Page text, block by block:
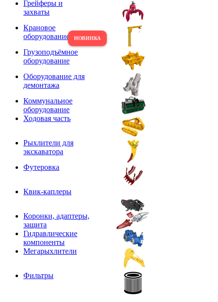
Грейферы и
захваты
Крановое
оборудование
Грузоподъёмное
оборудование
Оборудование для
демонтажа
Коммунальное
оборудование
Ходовая часть
Рыхлители для
экскаватора
Футеровка
Квик-каплеры
Коронки, адаптеры,
защита
Гидравлические
компоненты
Мегарыхлители
Фильтры